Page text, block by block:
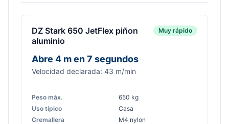
DZ Stark 650 JetFlex piñon
aluminio
Muy rápido
Abre 4 m en 7 segundos
Velocidad declarada: 43 m/min
Peso máx.
650 kg
Uso típico
Casa
Cremallera
M4 nylon